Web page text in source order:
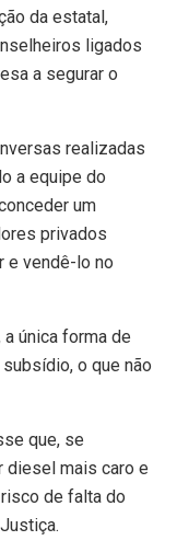
da estatal,
ligados
a segurar o
realizadas
a equipe do
um
privados
e vendê-lo no
única forma de
o que não
que, se
diesel mais caro e
de falta do